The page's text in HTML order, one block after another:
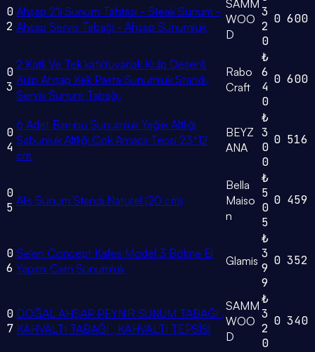
0
2
Ahşap 2'li Sunum Tahtası - Steak Sunum -
Ahşap Servis Tabağı - Ahşap Sunumluk
SAMM
WOO
D
3
2
0
0 600
0
3
2 Katlı Ve Tek katlıYuvarlak Kulp Desenli
Kulp Ahşap Kek Pasta Sunumluk Standı,
Servis Sunum Tabağı,
Rabo
Craft
₺
6
4
0
0 600
0
4
6 Adet Bambu Sunumluk Yağlık Altlığı
Sabunluk Altlığı Çok Amaçlı Tepsi 23*12
cm
BEYZ
ANA
₺
3
0
0
0 516
0
5 Alis Sunum Standı Naturel (20 cm)
Bella
Maiso
n
₺
5
0
5
0 459
0
6
Selen Concept Kafes Model 3 Bölme El
Yapımı Cam Sunumluk
Glamis
₺
3
9
9
0 352
0
7
DOĞAL AHŞAP PEYNİR SUNUM TABAĞI ,
KAHVALTI TABAĞI , KAHVALTI TEPSİSİ
SAMM
WOO
D
₺
3
2
0
0 340